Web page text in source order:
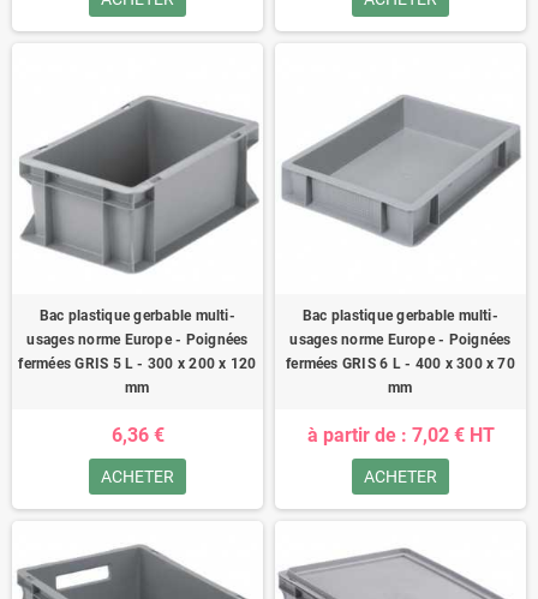
Bac plastique gerbable multi-
usages norme Europe - Poignées
fermées GRIS 5 L - 300 x 200 x 120
mm
6,36 €
ACHETER
Bac plastique gerbable multi-
usages norme Europe - Poignées
fermées GRIS 6 L - 400 x 300 x 70
mm
à partir de : 7,02 € HT
ACHETER